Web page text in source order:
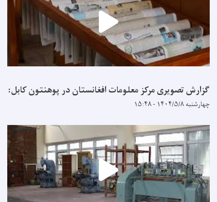
گزارش تصویری مرکز معلومات افغانستان در پوهنتون کابل:
چهارشنبه ۱۴۰۴/۵/۸ - ۱۵:۴۸